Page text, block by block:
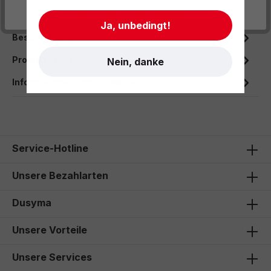
Beschreibung
Produktdaten
Informationen und Hinweise
Service-Hotline
Unsere Bezahlarten
Dusyma
Unsere Vorteile
Unsere Services
- Impressum - AGB - Datenschutz
Ja, unbedingt!
Nein, danke